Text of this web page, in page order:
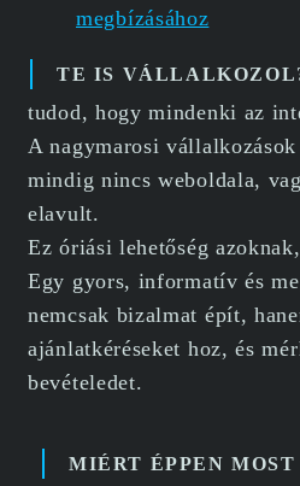
megbízásához
TE IS
tudod, hogy mindenki az
A nagymarosi vállalkozások
mindig nincs weboldala,
elavult.
Ez óriási lehetőség
Egy gyors, informatív és
nemcsak bizalmat épít,
ajánlatkéréseket hoz, és
bevételedet.
MIÉRT ÉPPEN